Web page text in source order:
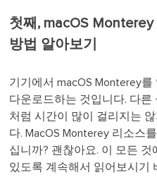
첫째, macOS
방법 알아보기
기기에서 macOS Monterey
다운로드하는 것입니다. 다
처럼 시간이 많이 걸리지는
다. MacOS Monterey 리소스
십니까? 괜찮아요. 이 모든
있도록 계속해서 읽어보시기